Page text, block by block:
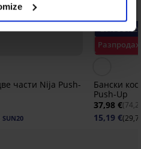
части Nija Push-
SUN20
-20%
Бански
Push-Up
37,98 €
15,19 €